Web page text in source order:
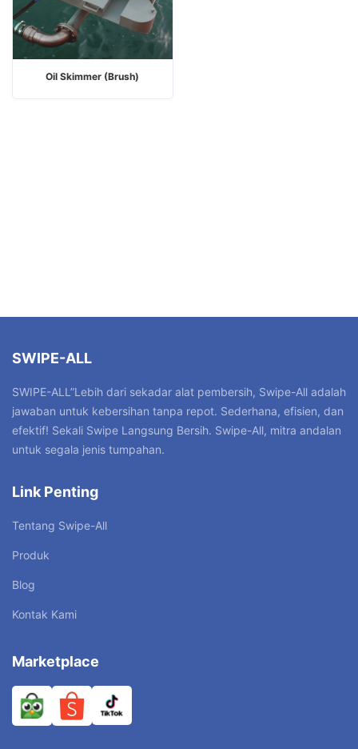
Oil Skimmer (Brush)
SWIPE-ALL
SWIPE-ALL”Lebih dari sekadar alat pembersih, Swipe-All adalah
jawaban untuk kebersihan tanpa repot. Sederhana, efisien, dan
efektif! Sekali Swipe Langsung Bersih. Swipe-All, mitra andalan
untuk segala jenis tumpahan.
Link Penting
Tentang Swipe-All
Produk
Blog
Kontak Kami
Marketplace